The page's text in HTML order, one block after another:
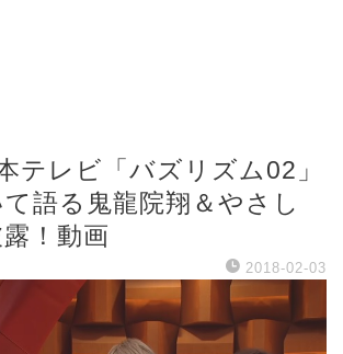
テレビ「バズリズム02」
語る鬼龍院翔＆やさし
！動画
2018-02-03